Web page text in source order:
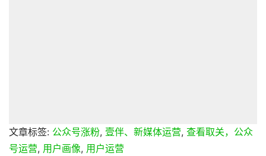
文章标签: 公众号涨粉, 壹伴、新媒体运营, 查看取关，公众
号运营, 用户画像, 用户运营